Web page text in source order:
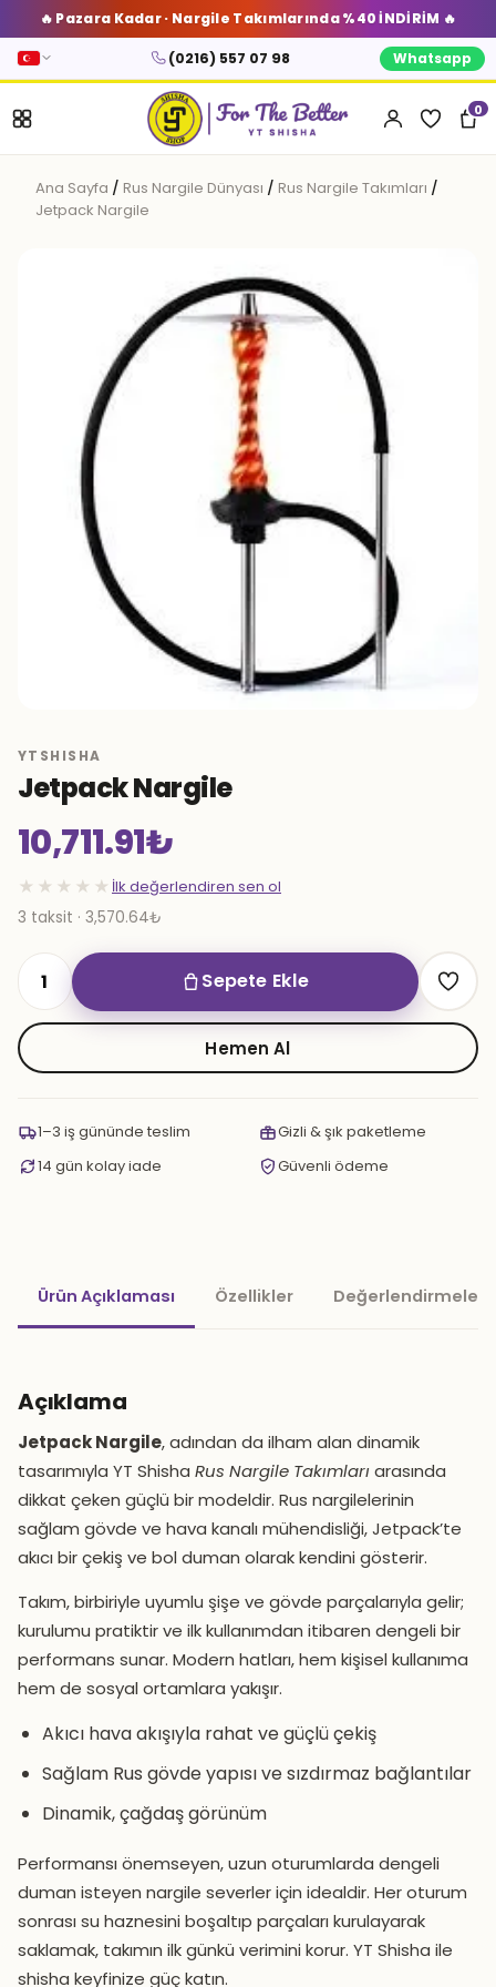
🔥 Pazara Kadar · Nargile Takımlarında %40 İNDİRİM 🔥
(0216) 557 07 98 Whatsapp
0
Ana Sayfa / Rus Nargile Dünyası / Rus Nargile Takımları /
Jetpack Nargile
YTSHISHA
Jetpack Nargile
10,711.91₺
★★★★★ İlk değerlendiren sen ol
3 taksit · 3,570.64₺
Jetpack
Nargile
adet
Sepete Ekle
Hemen Al
1–3 iş gününde teslim
Gizli & şık paketleme
14 gün kolay iade
Güvenli ödeme
Ürün Açıklaması Özellikler Değerlendirmeler
Açıklama
Jetpack Nargile, adından da ilham alan dinamik
tasarımıyla YT Shisha Rus Nargile Takımları arasında
dikkat çeken güçlü bir modeldir. Rus nargilelerinin
sağlam gövde ve hava kanalı mühendisliği, Jetpack’te
akıcı bir çekiş ve bol duman olarak kendini gösterir.
Takım, birbiriyle uyumlu şişe ve gövde parçalarıyla gelir;
kurulumu pratiktir ve ilk kullanımdan itibaren dengeli bir
performans sunar. Modern hatları, hem kişisel kullanıma
hem de sosyal ortamlara yakışır.
Akıcı hava akışıyla rahat ve güçlü çekiş
Sağlam Rus gövde yapısı ve sızdırmaz bağlantılar
Dinamik, çağdaş görünüm
Performansı önemseyen, uzun oturumlarda dengeli
duman isteyen nargile severler için idealdir. Her oturum
sonrası su haznesini boşaltıp parçaları kurulayarak
saklamak, takımın ilk günkü verimini korur. YT Shisha ile
shisha keyfinize güç katın.